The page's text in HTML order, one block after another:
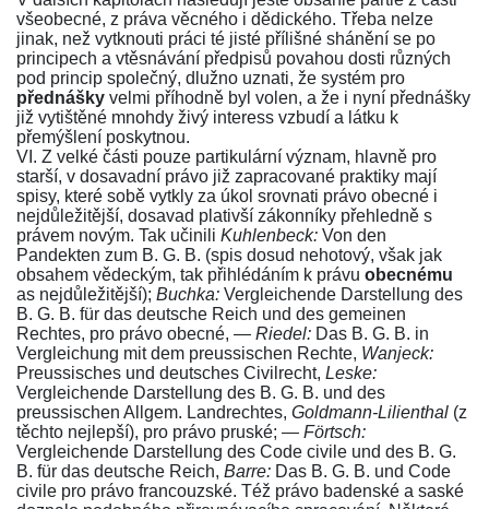
všeobecné, z práva věcného i dědického. Třeba nelze
jinak, než vytknouti práci té jisté přílišné shánění se po
principech a vtěsnávání předpisů povahou dosti různých
pod princip společný, dlužno uznati, že systém pro
přednášky velmi příhodně byl volen, a že i nyní přednášky
již vytištěné mnohdy živý interess vzbudí a látku k
přemýšlení poskytnou.
VI. Z velké části pouze partikulární význam, hlavně pro
starší, v dosavadní právo již zapracované praktiky mají
spisy, které sobě vytkly za úkol srovnati právo obecné i
nejdůležitější, dosavad plativší zákonníky přehledně s
právem novým. Tak učinili Kuhlenbeck: Von den
Pandekten zum B. G. B. (spis dosud nehotový, však jak
obsahem vědeckým, tak přihlédáním k právu obecnému
as nejdůležitější); Buchka: Vergleichende Darstellung des
B. G. B. für das deutsche Reich und des gemeinen
Rechtes, pro právo obecné, — Riedel: Das B. G. B. in
Vergleichung mit dem preussischen Rechte, Wanjeck:
Preussisches und deutsches Civilrecht, Leske:
Vergleichende Darstellung des B. G. B. und des
preussischen Allgem. Landrechtes, Goldmann-Lilienthal (z
těchto nejlepší), pro právo pruské; — Förtsch:
Vergleichende Darstellung des Code civile und des B. G.
B. für das deutsche Reich, Barre: Das B. G. B. und Code
civile pro právo francouzské. Též právo badenské a saské